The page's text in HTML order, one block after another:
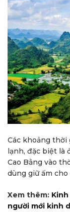
Các khoảng thời
lạnh, đặc biệt là
Cao Bằng vào
dùng giữ ấm
Xem thêm:
người mới kinh